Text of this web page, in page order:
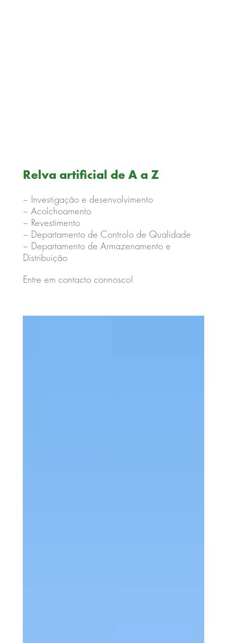
Relva artificial de A a Z
– Investigação e desenvolvimento
– Acolchoamento
– Revestimento
– Departamento de Controlo de Qualidade
– Departamento de Armazenamento e
Distribuição
Entre em contacto connosco!